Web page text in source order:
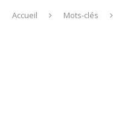
Accueil Mots-clés